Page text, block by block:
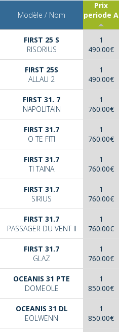
Modèle / Nom
Prix
periode A
FIRST 25 S
RISORIUS
1
490.00€
FIRST 25S
ALLAU 2
1
490.00€
FIRST 31. 7
NAPOLITAIN
1
760.00€
FIRST 31.7
O TE FITI
1
760.00€
FIRST 31.7
TI TAINA
1
760.00€
FIRST 31.7
SIRIUS
1
760.00€
FIRST 31.7
PASSAGER DU VENT II
1
760.00€
FIRST 31.7
GLAZ
1
760.00€
OCEANIS 31 PTE
DOMEOLE
1
850.00€
OCEANIS 31 DL
EOLWENN
1
850.00€